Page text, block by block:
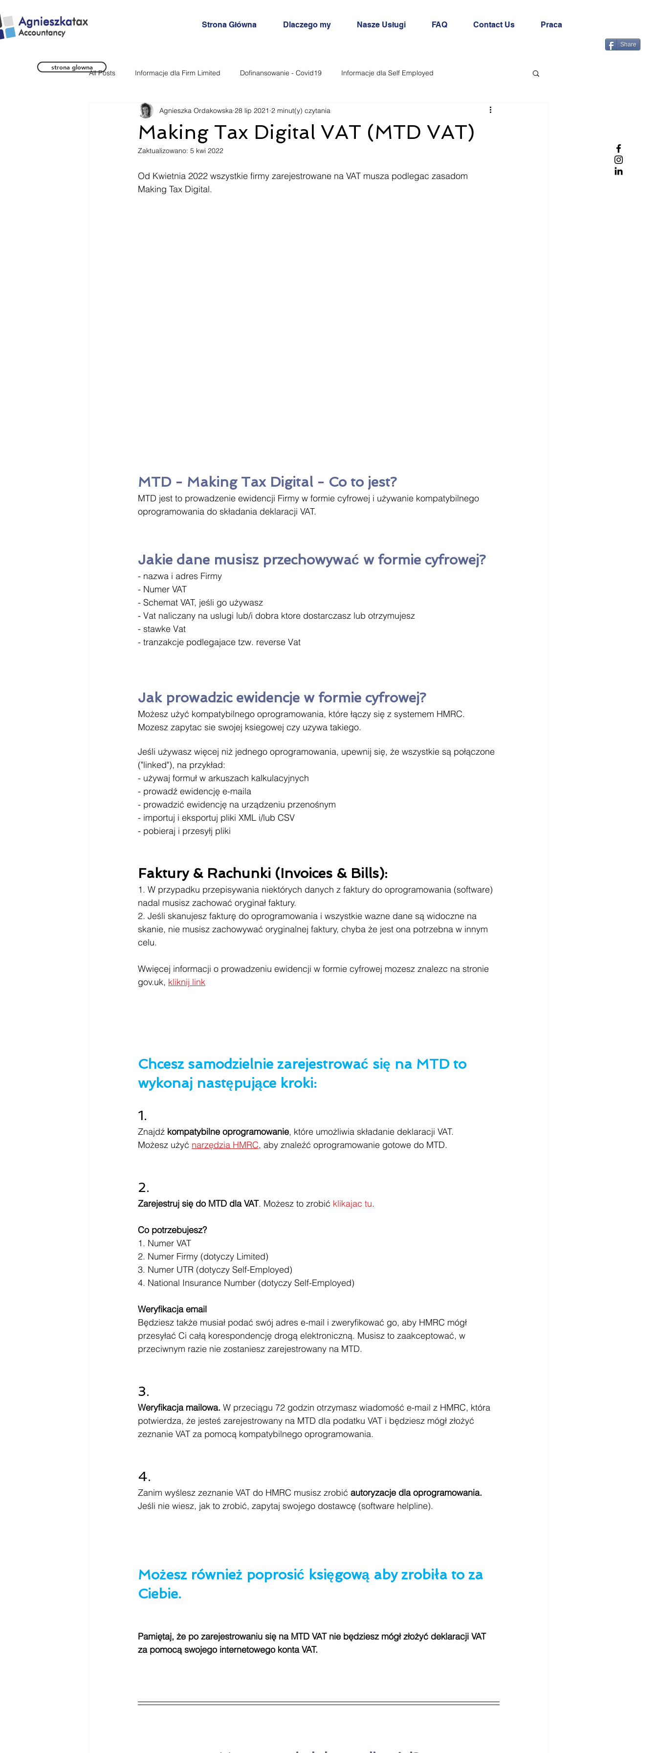
strona glowna
Strona Główna Dlaczego my Nasze Usługi FAQ Contact Us Praca
Share
All Posts Informacje dla Firm Limited Dofinansowanie - Covid19 Informacje dla Self Employed
Informacje dla Pracownikow Inne
Making Tax Digital VAT (MTD VAT)
Agnieszka Ordakowska 28 lip 2021 2 minut(y) czytania
Zaktualizowano: 5 kwi 2022
Od Kwietnia 2022 wszystkie firmy zarejestrowane na VAT musza podlegac zasadom
Making Tax Digital.
MTD - Making Tax Digital - Co to jest?
MTD jest to prowadzenie ewidencji Firmy w formie cyfrowej i używanie kompatybilnego
oprogramowania do składania deklaracji VAT.
Jakie dane musisz przechowywać w formie cyfrowej?
- nazwa i adres Firmy
- Numer VAT
- Schemat VAT, jeśli go używasz
- Vat naliczany na uslugi lub/i dobra ktore dostarczasz lub otrzymujesz
- stawke Vat
- tranzakcje podlegajace tzw. reverse Vat
Jak prowadzic ewidencje w formie cyfrowej?
Możesz użyć kompatybilnego oprogramowania, które łączy się z systemem HMRC.
Mozesz zapytac sie swojej ksiegowej czy uzywa takiego.
Jeśli używasz więcej niż jednego oprogramowania, upewnij się, że wszystkie są połączone
("linked"), na przykład:
- używaj formuł w arkuszach kalkulacyjnych
- prowadź ewidencję e-maila
- prowadzić ewidencję na urządzeniu przenośnym
- importuj i eksportuj pliki XML i/lub CSV
- pobieraj i przesyłj pliki
Faktury & Rachunki (Invoices & Bills):
1. W przypadku przepisywania niektórych danych z faktury do oprogramowania (software)
nadal musisz zachować oryginał faktury.
2. Jeśli skanujesz fakturę do oprogramowania i wszystkie wazne dane są widoczne na
skanie, nie musisz zachowywać oryginalnej faktury, chyba że jest ona potrzebna w innym
celu.
Wwięcej informacji o prowadzeniu ewidencji w formie cyfrowej mozesz znalezc na stronie
gov.uk, kliknij link
Chcesz samodzielnie zarejestrować się na MTD to
wykonaj następujące kroki:
1.
Znajdź kompatybilne oprogramowanie, które umożliwia składanie deklaracji VAT.
Możesz użyć narzędzia HMRC, aby znaleźć oprogramowanie gotowe do MTD.
2.
Zarejestruj się do MTD dla VAT. Możesz to zrobić klikajac tu.
Co potrzebujesz?
1. Numer VAT
2. Numer Firmy (dotyczy Limited)
3. Numer UTR (dotyczy Self-Employed)
4. National Insurance Number (dotyczy Self-Employed)
Weryfikacja email
Będziesz także musiał podać swój adres e-mail i zweryfikować go, aby HMRC mógł
przesyłać Ci całą korespondencję drogą elektroniczną. Musisz to zaakceptować, w
przeciwnym razie nie zostaniesz zarejestrowany na MTD.
3.
Weryfikacja mailowa. W przeciągu 72 godzin otrzymasz wiadomość e-mail z HMRC, która
potwierdza, że jesteś zarejestrowany na MTD dla podatku VAT i będziesz mógł złożyć
zeznanie VAT za pomocą kompatybilnego oprogramowania.
4.
Zanim wyślesz zeznanie VAT do HMRC musisz zrobić autoryzacje dla oprogramowania.
Jeśli nie wiesz, jak to zrobić, zapytaj swojego dostawcę (software helpline).
Możesz również poprosić księgową aby zrobiła to za
Ciebie.
Pamiętaj, że po zarejestrowaniu się na MTD VAT nie będziesz mógł złożyć deklaracji VAT
za pomocą swojego internetowego konta VAT.